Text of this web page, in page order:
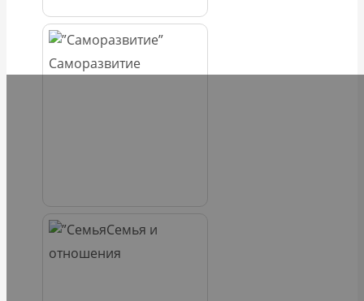
Саморазвитие
Семья и
отношения